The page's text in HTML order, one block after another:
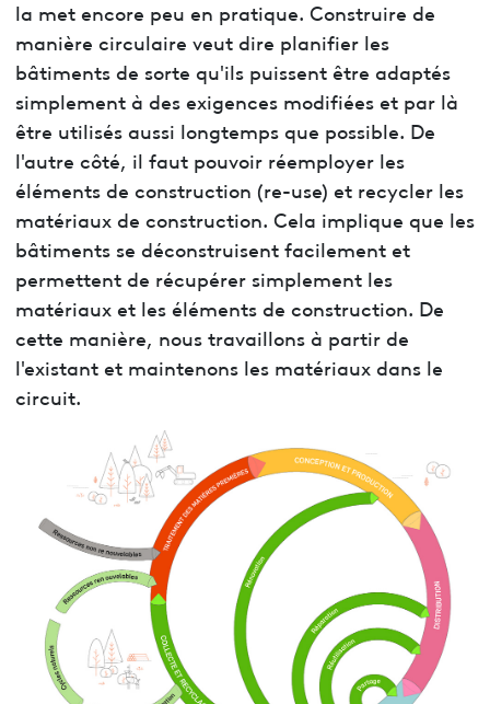
la met encore peu en pratique. Construire de
manière circulaire veut dire planifier les
bâtiments de sorte qu'ils puissent être adaptés
simplement à des exigences modifiées et par là
être utilisés aussi longtemps que possible. De
l'autre côté, il faut pouvoir réemployer les
éléments de construction (re-use) et recycler les
matériaux de construction. Cela implique que les
bâtiments se déconstruisent facilement et
permettent de récupérer simplement les
matériaux et les éléments de construction. De
cette manière, nous travaillons à partir de
l'existant et maintenons les matériaux dans le
circuit.